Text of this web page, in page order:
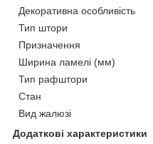
Декоративна особливість
Тип штори
Призначення
Ширина ламелі (мм)
Тип рафштори
Стан
Вид жалюзі
Додаткові характеристики